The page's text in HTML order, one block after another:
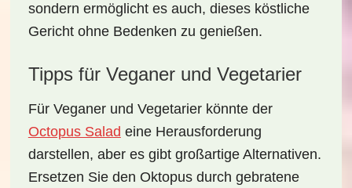
sondern ermöglicht es auch, dieses köstliche
Gericht ohne Bedenken zu genießen.
Tipps für Veganer und Vegetarier
Für Veganerund Vegetarierkönnte der
Octopus Salad eine Herausforderung
darstellen, aber es gibt großartige Alternativen.
Ersetzen Sie den Oktopus durch gebratene